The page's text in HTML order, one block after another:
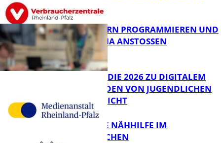
Panorama
FB News
Bildung
MIT ROBOTERN PROGRAMMIEREN UND
IM CAFÉ LUMA ANSTOSSEN
JIMPLUS-STUDIE 2026 ZU DIGITALEM
WOHLBEFINDEN VON JUGENDLICHEN
VERÖFFENTLICHT
KOSTENLOSE NÄHHILFE IM
GRÜBENTÄLCHEN